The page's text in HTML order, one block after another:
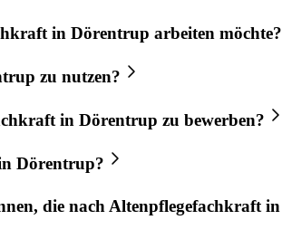
in Dörentrup arbeiten möchte?
zu nutzen?
in Dörentrup zu bewerben?
Dörentrup?
die nachAltenpflegefachkraftin